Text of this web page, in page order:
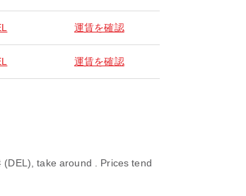
運賃を確認
運賃を確認
(DEL), take around . Prices tend